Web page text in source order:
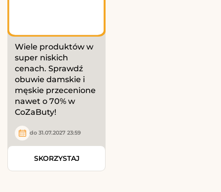
Wiele produktów w
super niskich
cenach. Sprawdź
obuwie damskie i
męskie przecenione
nawet o 70% w
CoZaButy!
do 31.07.2027 23:59
SKORZYSTAJ